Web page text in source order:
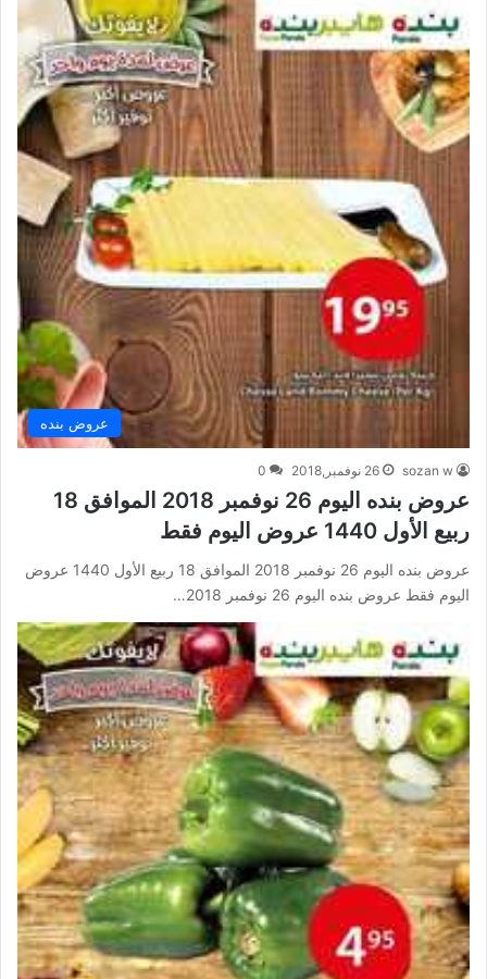
عروض بنده
sozan w 26 نوفمبر,2018 0
عروض بنده اليوم 26 نوفمبر 2018 الموافق 18
ربيع الأول 1440 عروض اليوم فقط
عروض بنده اليوم 26 نوفمبر 2018 الموافق 18 ربيع الأول 1440 عروض
اليوم فقط عروض بنده اليوم 26 نوفمبر 2018…